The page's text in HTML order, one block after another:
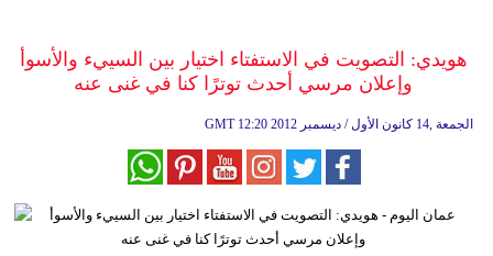
وموسيقى
سياحة
هويدي: التصويت في الاستفتاء اختيار بين السييء والأسوأ
وإعلان مرسي أحدث توترًا كنا في غنى عنه
GMT 12:20 2012 الجمعة ,14 كانون الأول / ديسمبر